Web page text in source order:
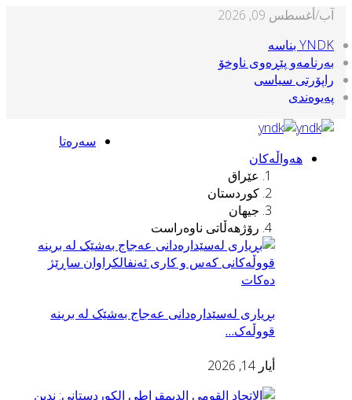
آب/أغسطس 09, 2026
YNDK بناسه‌
بەرنامەو پێڕەوی ناوخۆ
راپۆرتی سیاسی
پەیوەندی
سەرەتا
هەواڵەکان
عێراق
کوردستان
جیهان
رۆژهەڵاتی ناوەراست
بڕیاری له‌سێداره‌دانی عه‌جاج بەشێک لە برینە
قووڵەک…
أيار 14, 2026